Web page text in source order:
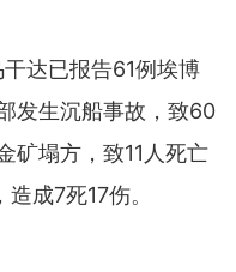
达已报告61例埃博
发生沉船事故，致60
矿塌方，致11人死亡
成7死17伤。